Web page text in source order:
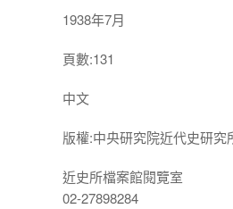
1938年7月
頁數:131
中文
版權:中央研究院近代史研究
近史所檔案館閱覽室
02-27898284